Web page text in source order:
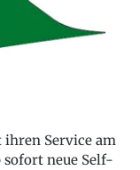
ihren Service am
sofort neue Self-